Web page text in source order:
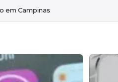
em Campinas